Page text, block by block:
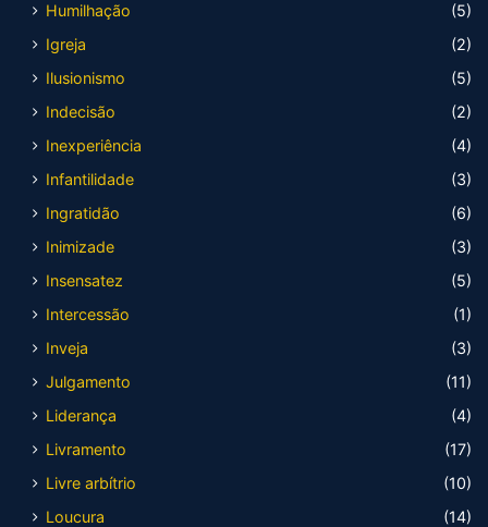
Humilhação
(5)
Igreja
(2)
Ilusionismo
(5)
Indecisão
(2)
Inexperiência
(4)
Infantilidade
(3)
Ingratidão
(6)
Inimizade
(3)
Insensatez
(5)
Intercessão
(1)
Inveja
(3)
Julgamento
(11)
Liderança
(4)
Livramento
(17)
Livre arbítrio
(10)
Loucura
(14)